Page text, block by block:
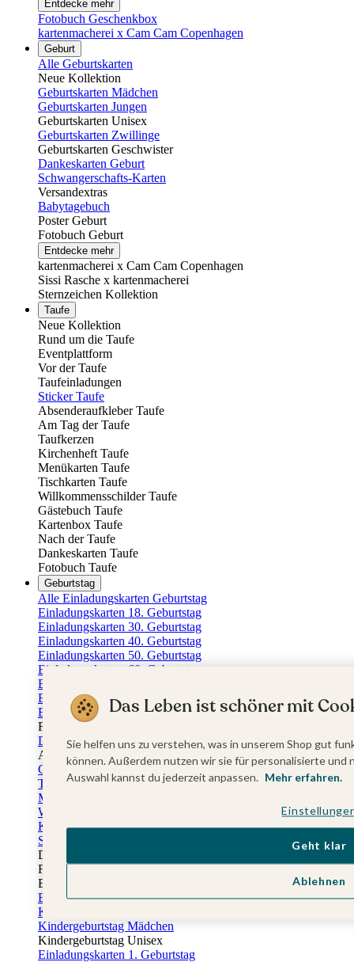
Entdecke mehr
Fotobuch Geschenkbox
kartenmacherei x Cam Cam Copenhagen
Geburt
Alle Geburtskarten
Neue Kollektion
Geburtskarten Mädchen
Geburtskarten Jungen
Geburtskarten Unisex
Geburtskarten Zwillinge
Geburtskarten Geschwister
Dankeskarten Geburt
Schwangerschafts-Karten
Versandextras
Babytagebuch
Poster Geburt
Fotobuch Geburt
Entdecke mehr
kartenmacherei x Cam Cam Copenhagen
Sissi Rasche x kartenmacherei
Sternzeichen Kollektion
Taufe
Neue Kollektion
Rund um die Taufe
Eventplattform
Vor der Taufe
Taufeinladungen
Sticker Taufe
Absenderaufkleber Taufe
Am Tag der Taufe
Taufkerzen
Kirchenheft Taufe
Menükarten Taufe
Tischkarten Taufe
Willkommensschilder Taufe
Gästebuch Taufe
Kartenbox Taufe
Nach der Taufe
Dankeskarten Taufe
Fotobuch Taufe
Geburtstag
Alle Einladungskarten Geburtstag
Einladungskarten 18. Geburtstag
Einladungskarten 30. Geburtstag
Einladungskarten 40. Geburtstag
Einladungskarten 50. Geburtstag
Einladungskarten 60. Geburtstag
Einladungskarten 70. Geburtstag
Einladungskarten 80. Geburtstag
Einladungskarten 90. Geburtstag
Für jedes Alter
Doppelgeburtstag Einladungen
Alle Geburtstagsextras
Gästebücher Geburtstag
Tischkarten Geburtstag
Menükarten Geburtstag
Weinetiketten Geburtstag
Kartenbox Geburtstag
Save the Date Karten
Dankeskarten Geburtstag
Fotobuch Geburtstag
Eventplattform
Einladungskarten Kindergeburtstag
Kindergeburtstag Jungen
Kindergeburtstag Mädchen
Kindergeburtstag Unisex
Einladungskarten 1. Geburtstag
Das Leben ist schöner mit
Sie helfen uns zu verstehen, was in unserem Shop gut
können. Außerdem nutzen wir sie für personalisierte
Auswahl kannst du jederzeit anpassen. Mehr erfahren.
Ablehnen
Geht klar